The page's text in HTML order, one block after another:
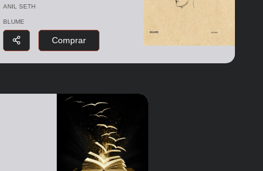
ANIL SETH
BLUME
Comprar